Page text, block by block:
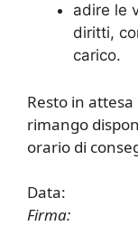
adire le
diritti,
carico.
Resto in
rimango
orario di
Data:
Firma: